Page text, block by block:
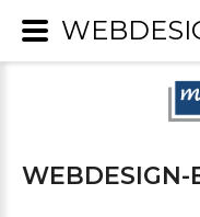
WEBDESIGN-